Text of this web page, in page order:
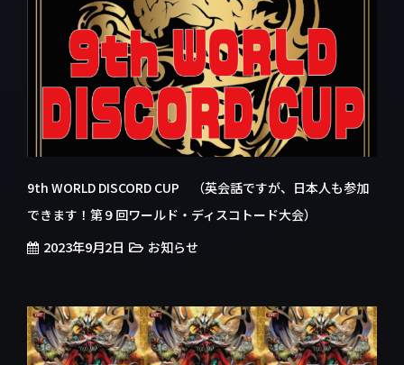
9th WORLD DISCORD CUP （英会話ですが、日本人も参加
できます！第９回ワールド・ディスコトード大会）
2023年9月2日 お知らせ